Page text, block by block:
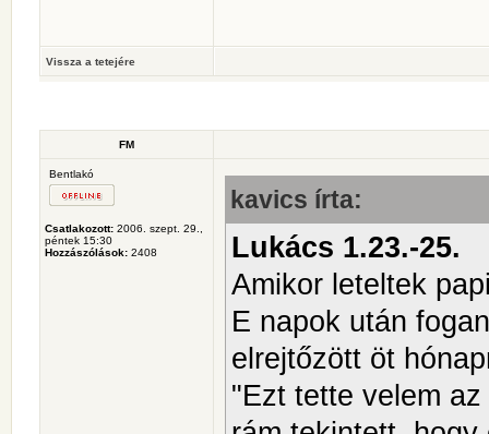
Vissza a tetejére
FM
Bentlakó
Csatlakozott: 2006. szept. 29.,
péntek 15:30
Hozzászólások: 2408
kavics írta:
Lukács 1.23.-25.
Amikor leteltek
E napok után
elrejtőzött öt
"Ezt tette velem